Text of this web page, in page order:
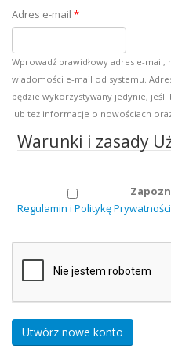
Adres e-mail *
Wprowadź prawidłowy adres e-mail,
wiadomości e-mail od systemu.
będzie wykorzystywany jedynie, jeśli
lub też informacje o nowościach
Warunki i zasady
Regulamin i Politykę Prywatności